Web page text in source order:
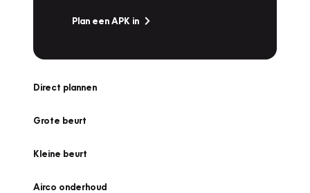
Plan een APK in
Direct plannen
Grote beurt
Kleine beurt
Airco onderhoud